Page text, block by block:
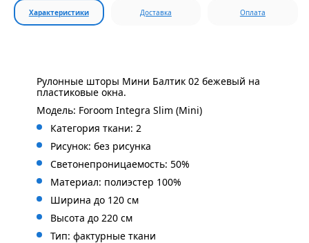
Характеристики Доставка Оплата
Рулонные шторы Мини Балтик 02 бежевый на
пластиковые окна.
Модель: Foroom Integra Slim (Mini)
Категория ткани: 2
Рисунок: без рисунка
Светонепроницаемость: 50%
Материал: полиэстер 100%
Ширина до 120 см
Высота до 220 см
Тип: фактурные ткани